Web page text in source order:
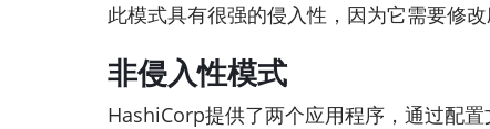
此模式具有很强的侵入性，因为它需要修
非侵入性模式
HashiCorp提供了两个应用程序，通过配